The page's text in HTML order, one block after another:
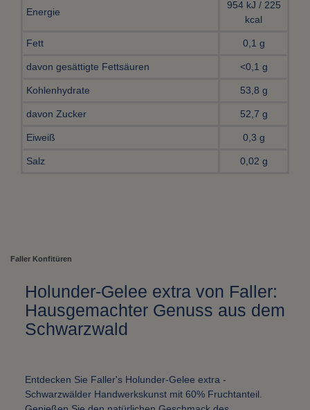
Energie
954 kJ / 225
kcal
Fett 0,1 g
davon gesättigte Fettsäuren <0,1 g
Kohlenhydrate 53,8 g
davon Zucker 52,7 g
Eiweiß 0,3 g
Salz 0,02 g
Faller Konfitüren
Holunder-Gelee extra von Faller:
Hausgemachter Genuss aus dem
Schwarzwald
Entdecken Sie Faller's Holunder-Gelee extra -
Schwarzwälder Handwerkskunst mit 60% Fruchtanteil.